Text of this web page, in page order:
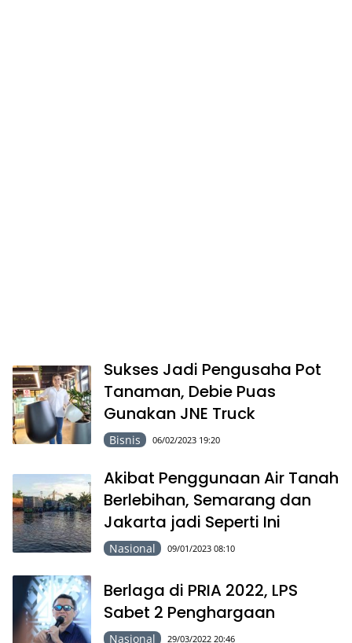
Sukses Jadi Pengusaha Pot
Tanaman, Debie Puas
Gunakan JNE Truck
Bisnis 06/02/2023 19:20
Akibat Penggunaan Air Tanah
Berlebihan, Semarang dan
Jakarta jadi Seperti Ini
Nasional 09/01/2023 08:10
Berlaga di PRIA 2022, LPS
Sabet 2 Penghargaan
Nasional 29/03/2022 20:46